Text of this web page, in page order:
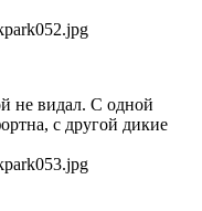
не видал. С одной
с другой дикие